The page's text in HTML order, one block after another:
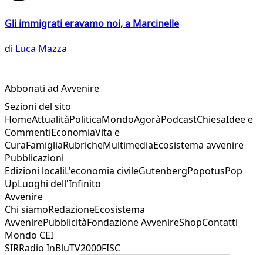
Gli immigrati eravamo noi, a Marcinelle
di Luca Mazza
Abbonati ad Avvenire
Sezioni del sito
HomeAttualitàPoliticaMondoAgoràPodcastChiesaIdee e
CommentiEconomiaVita e
CuraFamigliaRubricheMultimediaEcosistema avvenire
Pubblicazioni
Edizioni localiL'economia civileGutenbergPopotusPop
UpLuoghi dell'Infinito
Avvenire
Chi siamoRedazioneEcosistema
AvvenirePubblicitàFondazione AvvenireShopContatti
Mondo CEI
SIRRadio InBluTV2000FISC